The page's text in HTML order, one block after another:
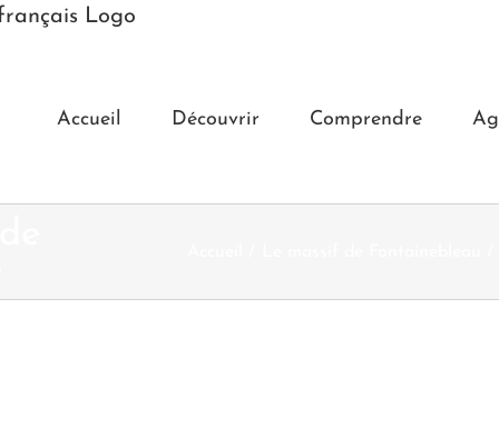
Accueil Découvrir Comprendre